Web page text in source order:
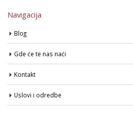
Navigacija
Blog
Gde će te nas naći
Kontakt
Uslovi i odredbe